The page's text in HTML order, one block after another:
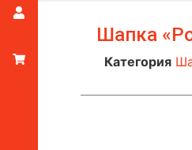
Шапка
Категория